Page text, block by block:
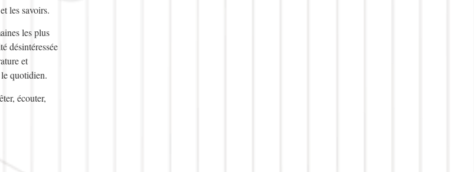
les savoirs.
les plus
désintéressée
et
quotidien.
écouter,